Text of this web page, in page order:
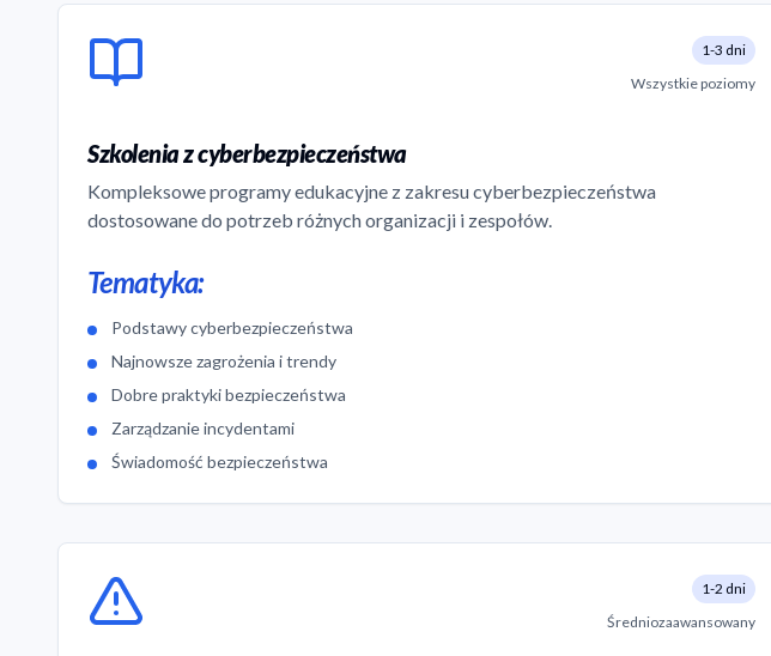
1-3 dni
Wszystkie poziomy
Szkolenia z cyberbezpieczeństwa
Kompleksowe programy edukacyjne z zakresu cyberbezpieczeństwa
dostosowane do potrzeb różnych organizacji i zespołów.
Tematyka:
Podstawy cyberbezpieczeństwa
Najnowsze zagrożenia i trendy
Dobre praktyki bezpieczeństwa
Zarządzanie incydentami
Świadomość bezpieczeństwa
1-2 dni
Średniozaawansowany